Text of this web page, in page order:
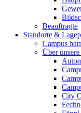
Beauftragte
Standorte &
Campus
Über
City